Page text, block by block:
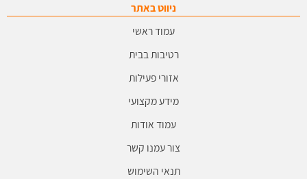
ניווט באתר
עמוד ראשי
רטיבות בבית
אזורי פעילות
מידע מקצועי
עמוד אודות
צור עמנו קשר
תנאי השימוש